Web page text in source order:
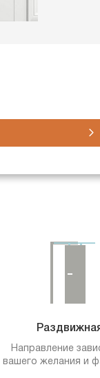
Направление
вашего желания и